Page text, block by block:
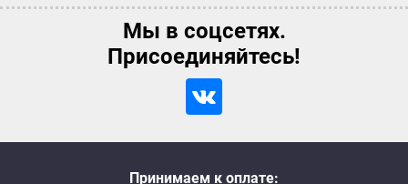
Мы в соцсетях.
Присоединяйтесь!
Принимаем к оплате: